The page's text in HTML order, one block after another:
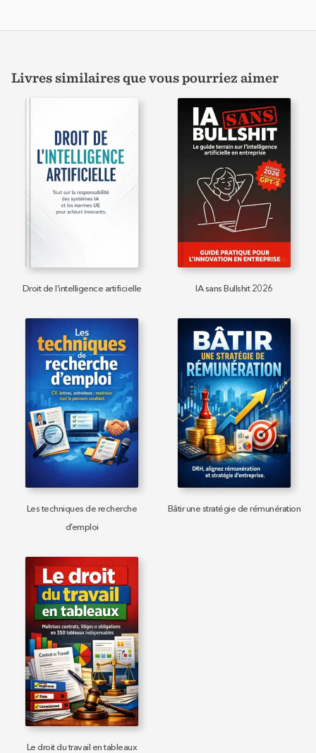
Livres similaires que vous pourriez aimer
Droit de l’intelligence artificielle IA sans Bullshit 2026
Les techniques de recherche
d’emploi
Bâtir une stratégie de rémunération
Le droit du travail en tableaux